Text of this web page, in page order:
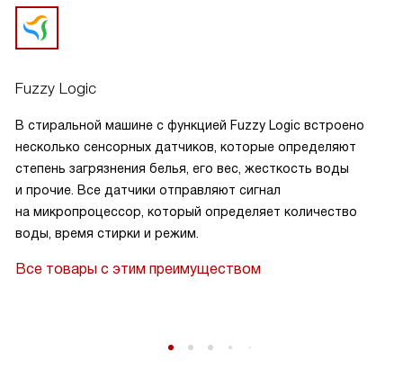
Fuzzy Logic
В стиральной машине с функцией Fuzzy Logic встроено
несколько сенсорных датчиков, которые определяют
степень загрязнения белья, его вес, жесткость воды
и прочие. Все датчики отправляют сигнал
на микропроцессор, который определяет количество
воды, время стирки и режим.
Все товары с этим преимуществом